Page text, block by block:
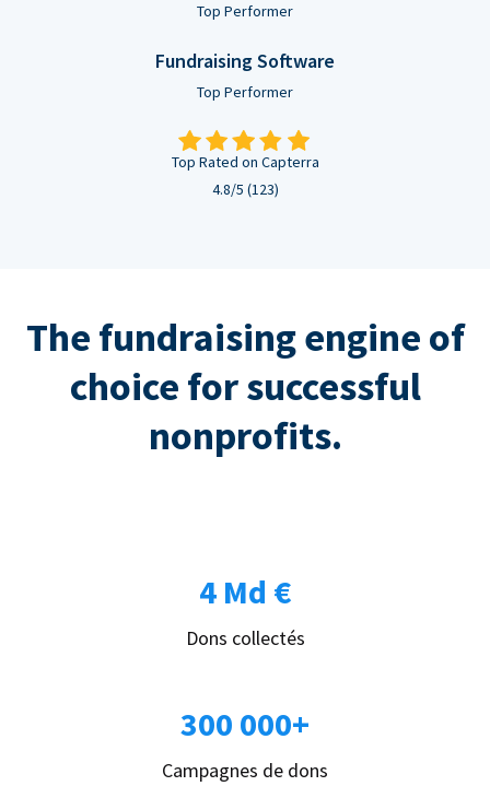
Top Performer
Fundraising Software
Top Performer
Top Rated on Capterra
4.8/5 (123)
The fundraising engine of
choice for successful
nonprofits.
4 Md €
Dons collectés
300 000+
Campagnes de dons